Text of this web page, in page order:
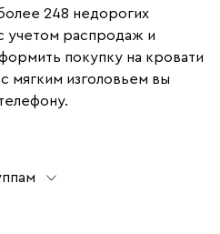
248 недорогих
учетом распродаж и
покупку на кровати
мягким изголовьем вы